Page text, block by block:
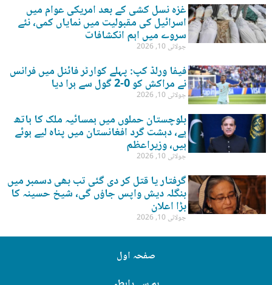
غزہ نسل کشی کے بعد امریکی عوام میں
اسرائیل کی مقبولیت میں نمایاں کمی، نئے
سروے میں اہم انکشافات
جولائی 10, 2026
فیفا ورلڈ کپ: پہلے کوارٹر فائنل میں فرانس
نے مراکش کو 0-2 گول سے ہرا دیا
جولائی 10, 2026
بلوچستان حملوں میں ہمسائیہ ملک کا ہاتھ
ہے، دہشت گرد افغانستان میں پناہ لیے ہوئے
ہیں، وزیراعظم
جولائی 10, 2026
گرفتار یا قتل کر دی گئی تب بھی دسمبر میں
بنگلہ دیش واپس جاؤں گی، شیخ حسینہ کا
بڑا اعلان
جولائی 10, 2026
صفحہ اول